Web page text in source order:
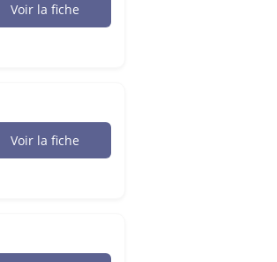
Voir la fiche
Voir la fiche